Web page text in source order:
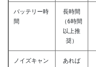
バッテリー時
間
長時間
（6時間
以上推
奨）
ノイズキャン
あれば